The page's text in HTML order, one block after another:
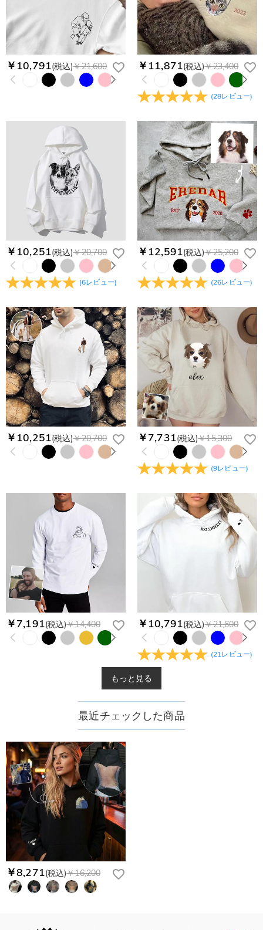
￥10,791(税込)￥21,600 ￥11,871(税込)￥23,400
(28レビュー)
￥10,251(税込)￥20,700
(6レビュー)
￥12,591(税込)￥25,200
(26レビュー)
￥10,251(税込)￥20,700 ￥7,731(税込)￥15,300
(9レビュー)
￥7,191(税込)￥14,400 ￥10,791(税込)￥21,600
(21レビュー)
もっと見る
最近チェックした商品
￥8,271(税込)￥16,200